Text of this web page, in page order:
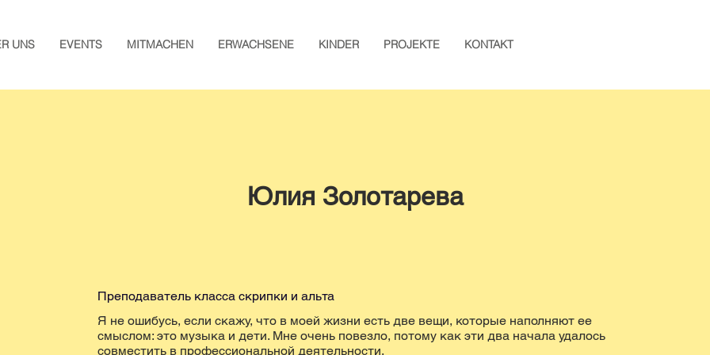
UNS EVENTS MITMACHEN ERWACHSENE KINDER PROJEKTE KONTAKT
Юлия Золотарева
Преподаватель класса скрипки и альта
Я не ошибусь, если скажу, что в моей жизни есть две вещи, которые наполняют ее
смыслом: это музыка и дети. Мне очень повезло, потому как эти два начала удалось
совместить в профессиональной деятельности.